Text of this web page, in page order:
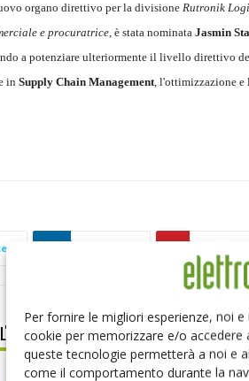
Per fornire le migliori esperienze, noi
cookie per memorizzare e/o
queste tecnologie permetterà a noi e
come il comportamento durante la
organo direttivo per la divisione Rutronik
e procuratrice, è stata nominata Jasmin
a potenziare ulteriormente il livello direttivo
in Supply Chain Management, l'ottimizzazione e